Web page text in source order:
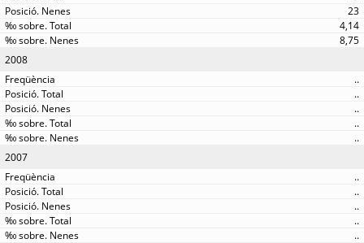
23
4,14
8,75
2008
..
..
..
..
..
2007
..
..
..
..
..